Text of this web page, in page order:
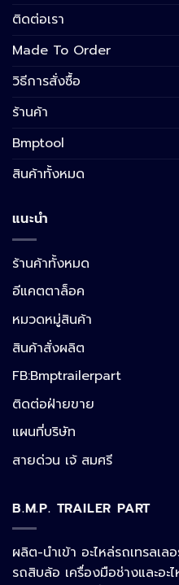
ติดต่อเรา
Made To Order
วิธีการสั่งซื้อ
ร้านค้า
Bmptool
สินค้าทั้งหมด
แนะนำ
ร้านค้าทั้งหมด
อีแคตตาล็อค
หมวดหมู่สินค้า
สินค้าสั่งผลิต
FB:Bmptrailerpart
ติดต่อฝ่ายขาย
แผนที่บริษัท
สายด่วน เจ้ สมศรี
B.M.P. TRAILER PART
ผลิต-นำเข้า อะไหล่รถเทรลเ
รถสิบล้อ เครื่องมือช่างและอะ